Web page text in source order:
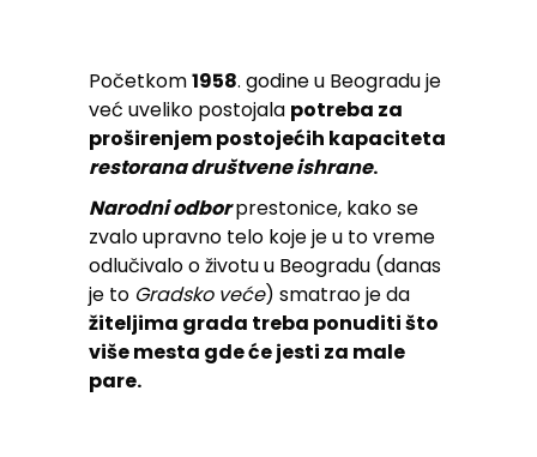
Početkom1958. godine u Beogradu je
već uveliko postojala potreba za
proširenjem postojećih kapaciteta
restorana društvene ishrane.
Narodni odborprestonice, kako se
zvalo upravno telo koje je u to vreme
odlučivalo o životu u Beogradu (danas
je to Gradsko veće) smatrao je da
žiteljima grada treba ponuditi što
više mesta gde će jesti za male
pare.